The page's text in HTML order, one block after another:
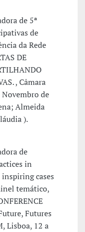
de 5ª
de
da Rede
DE
, Câmara
de
Almeida
).
de
in
cases
temático,
Futures
Lisboa, 12 a